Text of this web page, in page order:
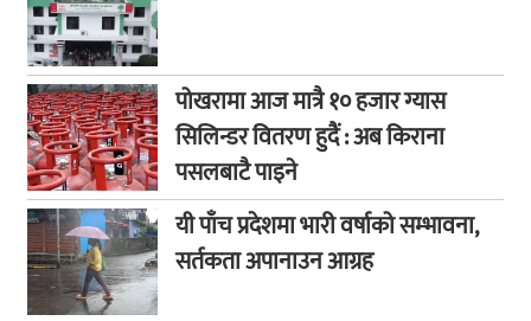
पोखरामा आज मात्रै १० हजार ग्यास
सिलिन्डर वितरण हुदैं : अब किराना
पसलबाटै पाइने
यी पाँच प्रदेशमा भारी वर्षाको सम्भावना,
सर्तकता अपानाउन आग्रह